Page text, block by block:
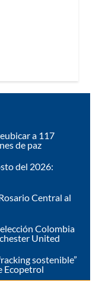
a 117
de paz
del 2026:
Central al
Colombia
United
sostenible”
Ecopetrol